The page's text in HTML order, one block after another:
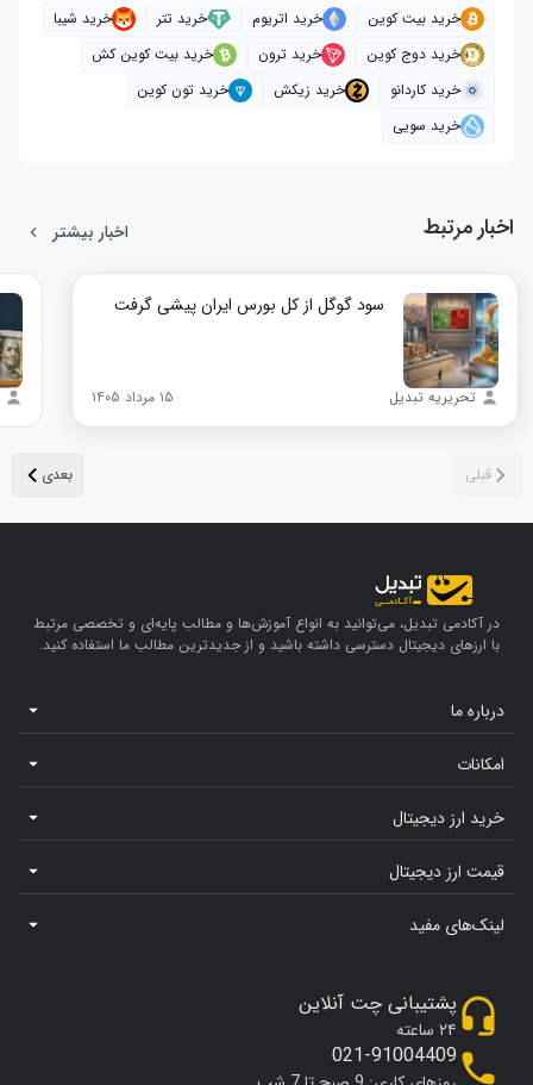
خرید بیت کوین خرید اتریوم خرید تتر
خرید شیبا
خرید دوج کوین
خرید ترون
خرید بیت کوین کش
خرید کاردانو
خرید زیکش
خرید تون کوین
خرید سویی
اخبار مرتبط اخبار بیشتر
سود گوگل از کل بورس ایران پیشی گرفت
تحریریه تبدیل ۱۵ مرداد ۱۴۰۵
در آکادمی تبدیل، می‌توانید به انواع آموزش‌ها و مطالب پایه‌ای و تخصصی مرتبط
با ارزهای دیجیتال دسترسی داشته باشید و از جدیدترین مطالب ما استفاده کنید.
درباره ما
امکانات
خرید ارز دیجیتال
قیمت ارز دیجیتال
لینک‌های مفید
پشتیبانی چت آنلاین
۲۴ ساعته
021-91004409